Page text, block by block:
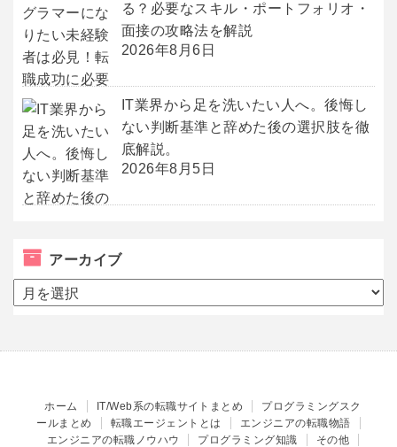
る？必要なスキル・ポートフォリオ・
面接の攻略法を解説
2026年8月6日
IT業界から足を洗いたい人へ。後悔し
ない判断基準と辞めた後の選択肢を徹
底解説。
2026年8月5日
アーカイブ
ア
ー
ホーム IT/Web系の転職サイトまとめ
プログラミングスク
ールまとめ
転職エージェントとは
エンジニアの転職物語
エンジニアの転職ノウハウ
プログラミング知識 その他